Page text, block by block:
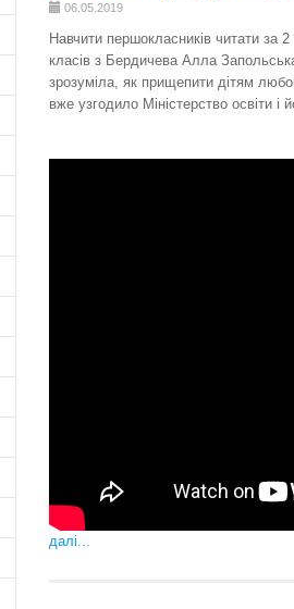
06.05.2019
Навчити першокласників читати за
класів з Бердичева Алла
зрозуміла, як прищепити дітям
вже узгодило Міністерство освіти і
далі...